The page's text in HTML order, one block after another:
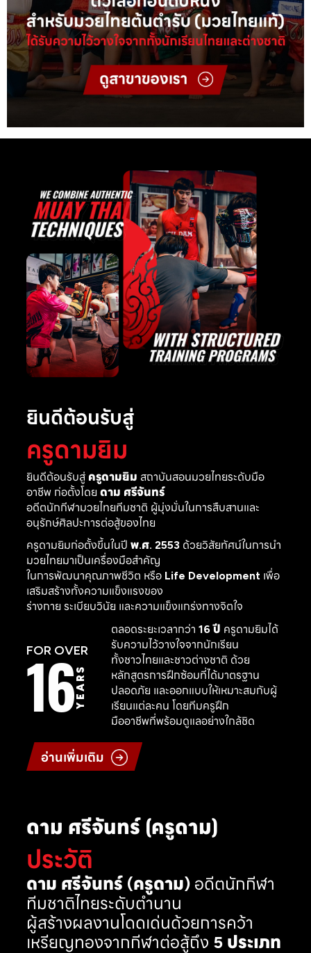
ยินดีต้อนรับสู่
ครูดามยิม
ยินดีต้อนรับสู่ ครูดามยิม สถาบันสอนมวยไทยระดับมือ
อาชีพ ก่อตั้งโดย ดาม ศรีจันทร์
อดีตนักกีฬามวยไทยทีมชาติ ผู้มุ่งมั่นในการสืบสานและ
อนุรักษ์ศิลปะการต่อสู้ของไทย
ครูดามยิมก่อตั้งขึ้นในปี พ.ศ. 2553ด้วยวิสัยทัศน์ในการนำ
มวยไทยมาเป็นเครื่องมือสำคัญ
ในการพัฒนาคุณภาพชีวิต หรือ Life Developmentเพื่อ
เสริมสร้างทั้งความแข็งแรงของ
ร่างกาย ระเบียบวินัย และความแข็งแกร่งทางจิตใจ
FOR OVER
16YEARS
ตลอดระยะเวลากว่า 16 ปี ครูดามยิมได้
รับความไว้วางใจจากนักเรียน
ทั้งชาวไทยและชาวต่างชาติ ด้วย
หลักสูตรการฝึกซ้อมที่ได้มาตรฐาน
ปลอดภัย และออกแบบให้เหมาะสมกับผู้
เรียนแต่ละคน โดยทีมครูฝึก
มืออาชีพที่พร้อมดูแลอย่างใกล้ชิด
อ่านเพิ่มเติม
ดาม ศรีจันทร์ (ครูดาม)
ประวัติ
ดาม ศรีจันทร์ (ครูดาม)อดีตนักกีฬา
ทีมชาติไทยระดับตำนาน
ผู้สร้างผลงานโดดเด่นด้วยการคว้า
เหรียญทองจากกีฬาต่อสู้ถึง 5 ประเภท